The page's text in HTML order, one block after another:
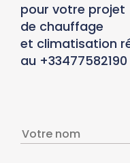
pour votre projet
de chauffage
et climatisation
au +33477582190